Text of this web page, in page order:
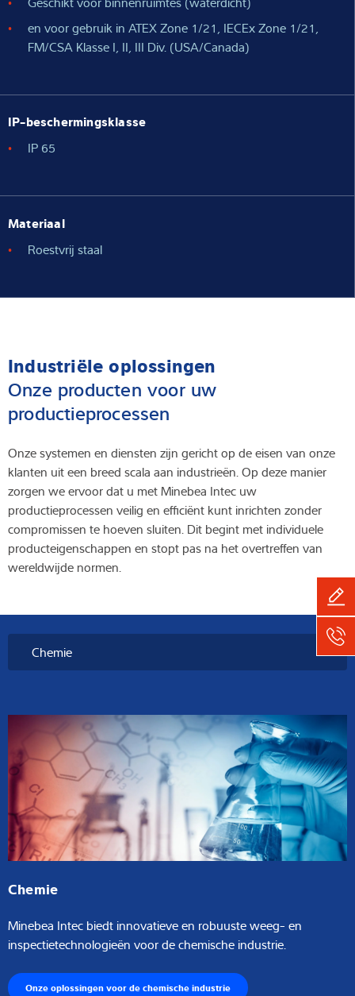
en voor gebruik in ATEX Zone 1/21, IECEx Zone 1/21,
FM/CSA Klasse I, II, III Div. (USA/Canada)
IP-beschermingsklasse
IP 65
Materiaal
Roestvrij staal
Industriële oplossingen
Onze producten voor uw
productieprocessen
Onze systemen en diensten zijn gericht op de eisen van onze
klanten uit een breed scala aan industrieën. Op deze manier
zorgen we ervoor dat u met Minebea Intec uw
productieprocessen veilig en efficiënt kunt inrichten zonder
compromissen te hoeven sluiten. Dit begint met individuele
producteigenschappen en stopt pas na het overtreffen van
wereldwijde normen.
Chemie
Minebea Intec biedt innovatieve en robuuste weeg- en
inspectietechnologieën voor de chemische industrie.
Onze oplossingen voor de chemische industrie